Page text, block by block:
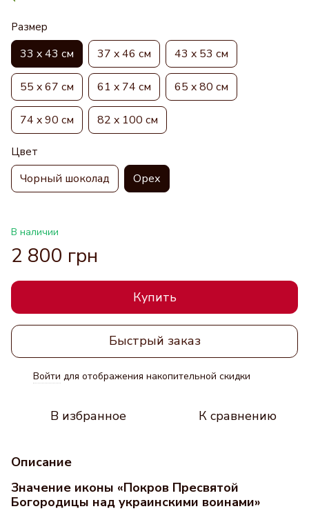
Размер
33 x 43 см 37 x 46 см 43 x 53 см
55 x 67 см 61 x 74 см 65 x 80 см
74 x 90 см 82 x 100 см
Цвет
Чорный шоколад Орех
В наличии
2 800 грн
Купить
Быстрый заказ
Войти для отображения накопительной скидки
В избранное К сравнению
Описание
Значение иконы «Покров Пресвятой
Богородицы над украинскими воинами»